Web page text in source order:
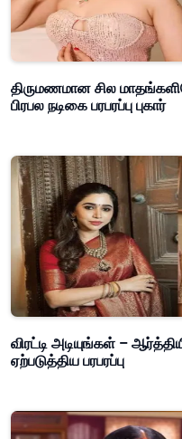
திருமணமான சில
பிரபல நடிகை பரபரப்பு புகார்
விரட்டி அடியுங்கள் –
ஏற்படுத்திய பரபரப்பு